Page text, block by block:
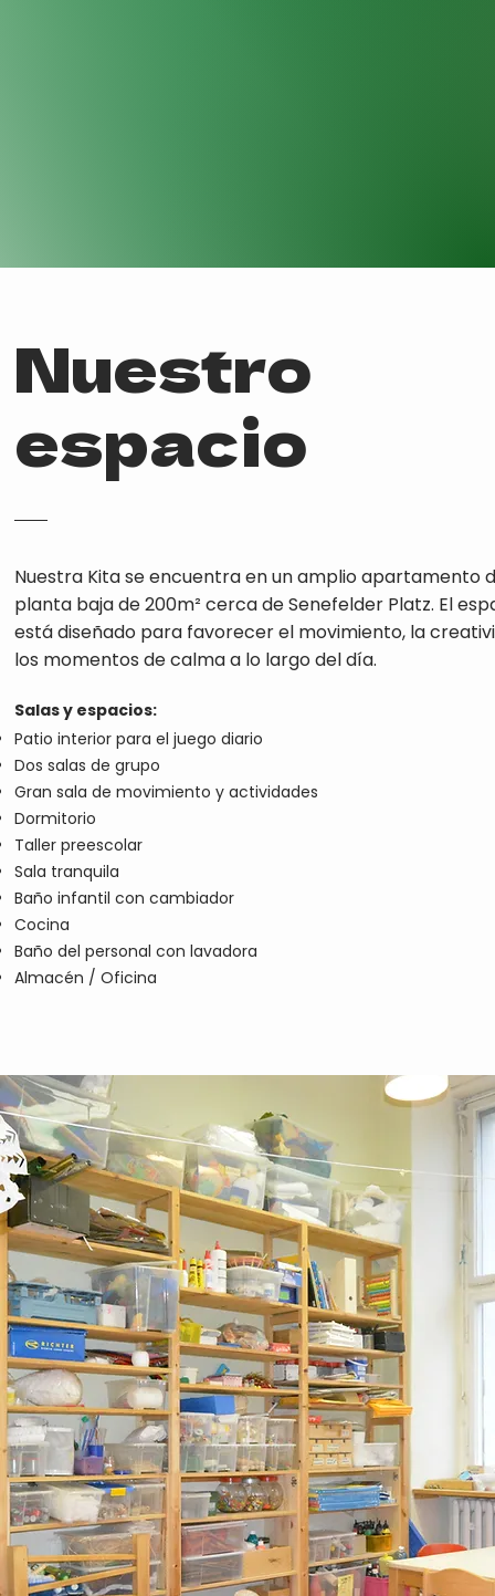
Nuestro
espacio
Nuestra Kita se encuentra en un amplio apartamento
planta baja de 200m² cerca de Senefelder Platz. El
está diseñado para favorecer el movimiento, la
los momentos de calma a lo largo del día.
Salas y espacios:
Patio interior para el juego diario
Dos salas de grupo
Gran sala de movimiento y actividades
Dormitorio
Taller preescolar
Sala tranquila
Baño infantil con cambiador
Cocina
Baño del personal con lavadora
Almacén / Oficina